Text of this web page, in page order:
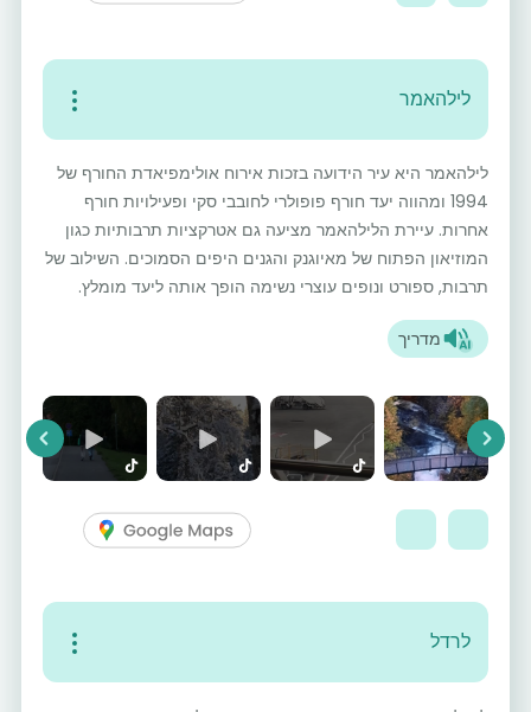
לילהאמר
לילהאמר היא עיר הידועה בזכות אירוח אולימפיאדת החורף של
1994 ומהווה יעד חורף פופולרי לחובבי סקי ופעילויות חורף
אחרות. עיירת הלילהאמר מציעה גם אטרקציות תרבותיות כגון
המוזיאון הפתוח של מאיוגנק והגנים היפים הסמוכים. השילוב של
תרבות, ספורט ונופים עוצרי נשימה הופך אותה ליעד מומלץ.
מדריך
Next
לרדל